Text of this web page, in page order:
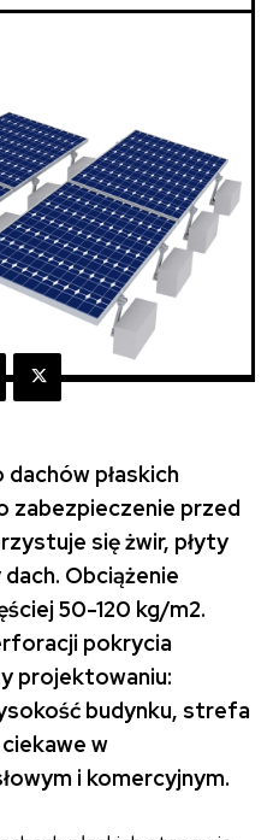
płaskich
zabezpieczenie przed
się żwir, płyty
Obciążenie
50-120 kg/m2.
pokrycia
projektowaniu:
budynku, strefa
w
i komercyjnym.